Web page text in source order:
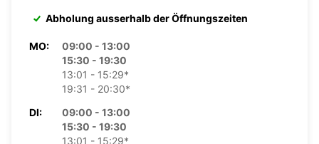
Abholung ausserhalb der Öffnungszeiten
MO:
09:00 - 13:00
15:30 - 19:30
13:01 - 15:29*
19:31 - 20:30*
DI:
09:00 - 13:00
15:30 - 19:30
13:01 - 15:29*